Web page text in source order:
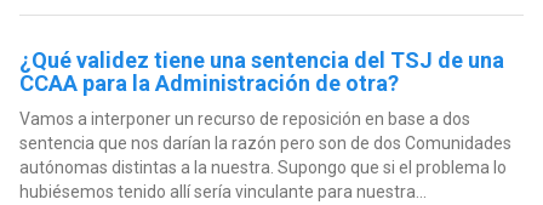
¿Qué validez tiene una sentencia del TSJ de una
CCAA para la Administración de otra?
Vamos a interponer un recurso de reposición en base a dos
sentencia que nos darían la razón pero son de dos Comunidades
autónomas distintas a la nuestra. Supongo que si el problema lo
hubiésemos tenido allí sería vinculante para nuestra...